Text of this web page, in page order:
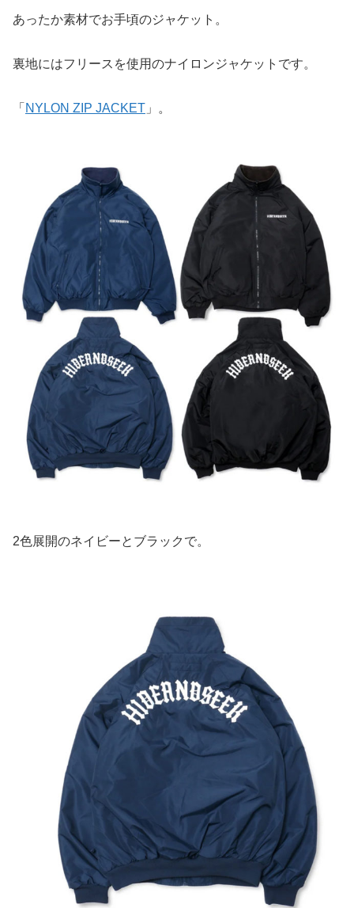
あったか素材でお手頃のジャケット。
裏地にはフリースを使用のナイロンジャケットです。
「 NYLON ZIP JACKET 」。
2色展開のネイビーとブラックで。